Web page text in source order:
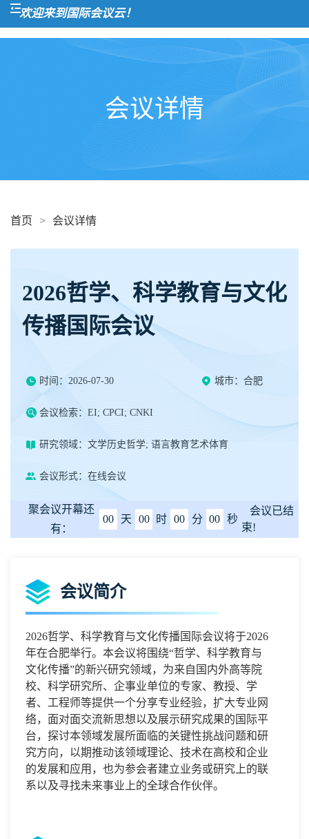
欢迎来到国际会议云！
会议详情
首页 > 会议详情
2026哲学、科学教育与文化
传播国际会议
时间：2026-07-30 城市：合肥
会议检索：EI; CPCI; CNKI
研究领域：文学历史哲学; 语言教育艺术体育
会议形式：在线会议
聚会议开幕还
有：
00 天 00 时 00 分 00 秒
会议已结
束!
会议简介
2026哲学、科学教育与文化传播国际会议将于2026
年在合肥举行。本会议将围绕“哲学、科学教育与
文化传播”的新兴研究领域，为来自国内外高等院
校、科学研究所、企事业单位的专家、教授、学
者、工程师等提供一个分享专业经验，扩大专业网
络，面对面交流新思想以及展示研究成果的国际平
台，探讨本领域发展所面临的关键性挑战问题和研
究方向，以期推动该领域理论、技术在高校和企业
的发展和应用，也为参会者建立业务或研究上的联
系以及寻找未来事业上的全球合作伙伴。